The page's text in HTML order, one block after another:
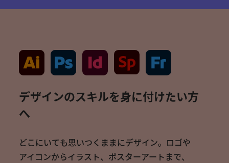
デザインのスキルを身に付けたい方
へ
どこ にいても思いつく ままにデザイン。 ロゴや
アイコンからイラスト、 ポスターアート まで、